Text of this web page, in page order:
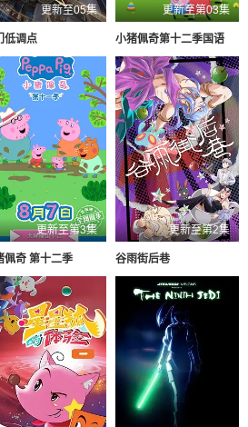
更新至05集
低调点
更新至第03集
小猪佩奇第十二季国语
更新至第3集
佩奇 第十二季
更新至第2集
谷雨街后巷